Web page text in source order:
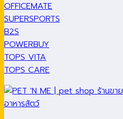
OFFICEMATE
SUPERSPORTS
B2S
POWERBUY
TOPS VITA
TOPS CARE